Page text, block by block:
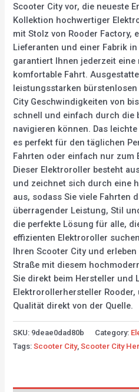
Scooter City vor, die neueste
Kollektion hochwertiger
mit Stolz von Rooder Factory,
Lieferanten und einer Fabrik
garantiert Ihnen jederzeit
komfortable Fahrt.
leistungsstarken
City Geschwindigkeiten von
schnell und einfach durch die
navigieren können. Das
es perfekt für den täglichen
Fahrten oder einfach nur zum
Dieser Elektroroller besteht
und zeichnet sich durch eine
aus, sodass Sie viele Fahrten
überragender Leistung, Stil
die perfekte Lösung für alle,
effizienten Elektroroller
Ihren Scooter City und
Straße mit diesem
Sie direkt beim Hersteller und
Elektrorollerhersteller Rooder,
Qualität direkt von der Quelle.
SKU: 9deae0dad80b Category:
Tags:Scooter City,Scooter City